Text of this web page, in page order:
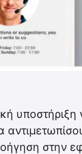
υποστήριξη
στην